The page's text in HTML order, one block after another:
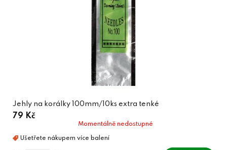
Jehly na korálky 100mm/10ks extra tenké
79 Kč
Momentálně nedostupné